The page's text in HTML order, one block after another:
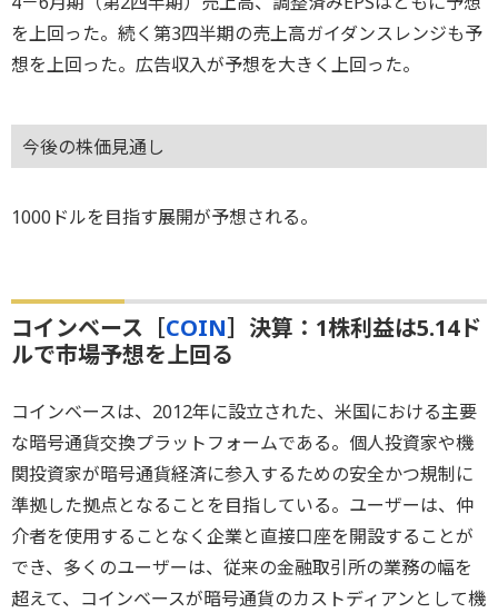
を上回った。続く第3四半期の売上高ガイダンスレンジも予
想を上回った。広告収入が予想を大きく上回った。
今後の株価見通し
1000ドルを目指す展開が予想される。
コインベース［COIN］決算：1株利益は5.14ド
ルで市場予想を上回る
コインベースは、2012年に設立された、米国における主要
な暗号通貨交換プラットフォームである。個人投資家や機
関投資家が暗号通貨経済に参入するための安全かつ規制に
準拠した拠点となることを目指している。ユーザーは、仲
介者を使用することなく企業と直接口座を開設することが
でき、多くのユーザーは、従来の金融取引所の業務の幅を
超えて、コインベースが暗号通貨のカストディアンとして機